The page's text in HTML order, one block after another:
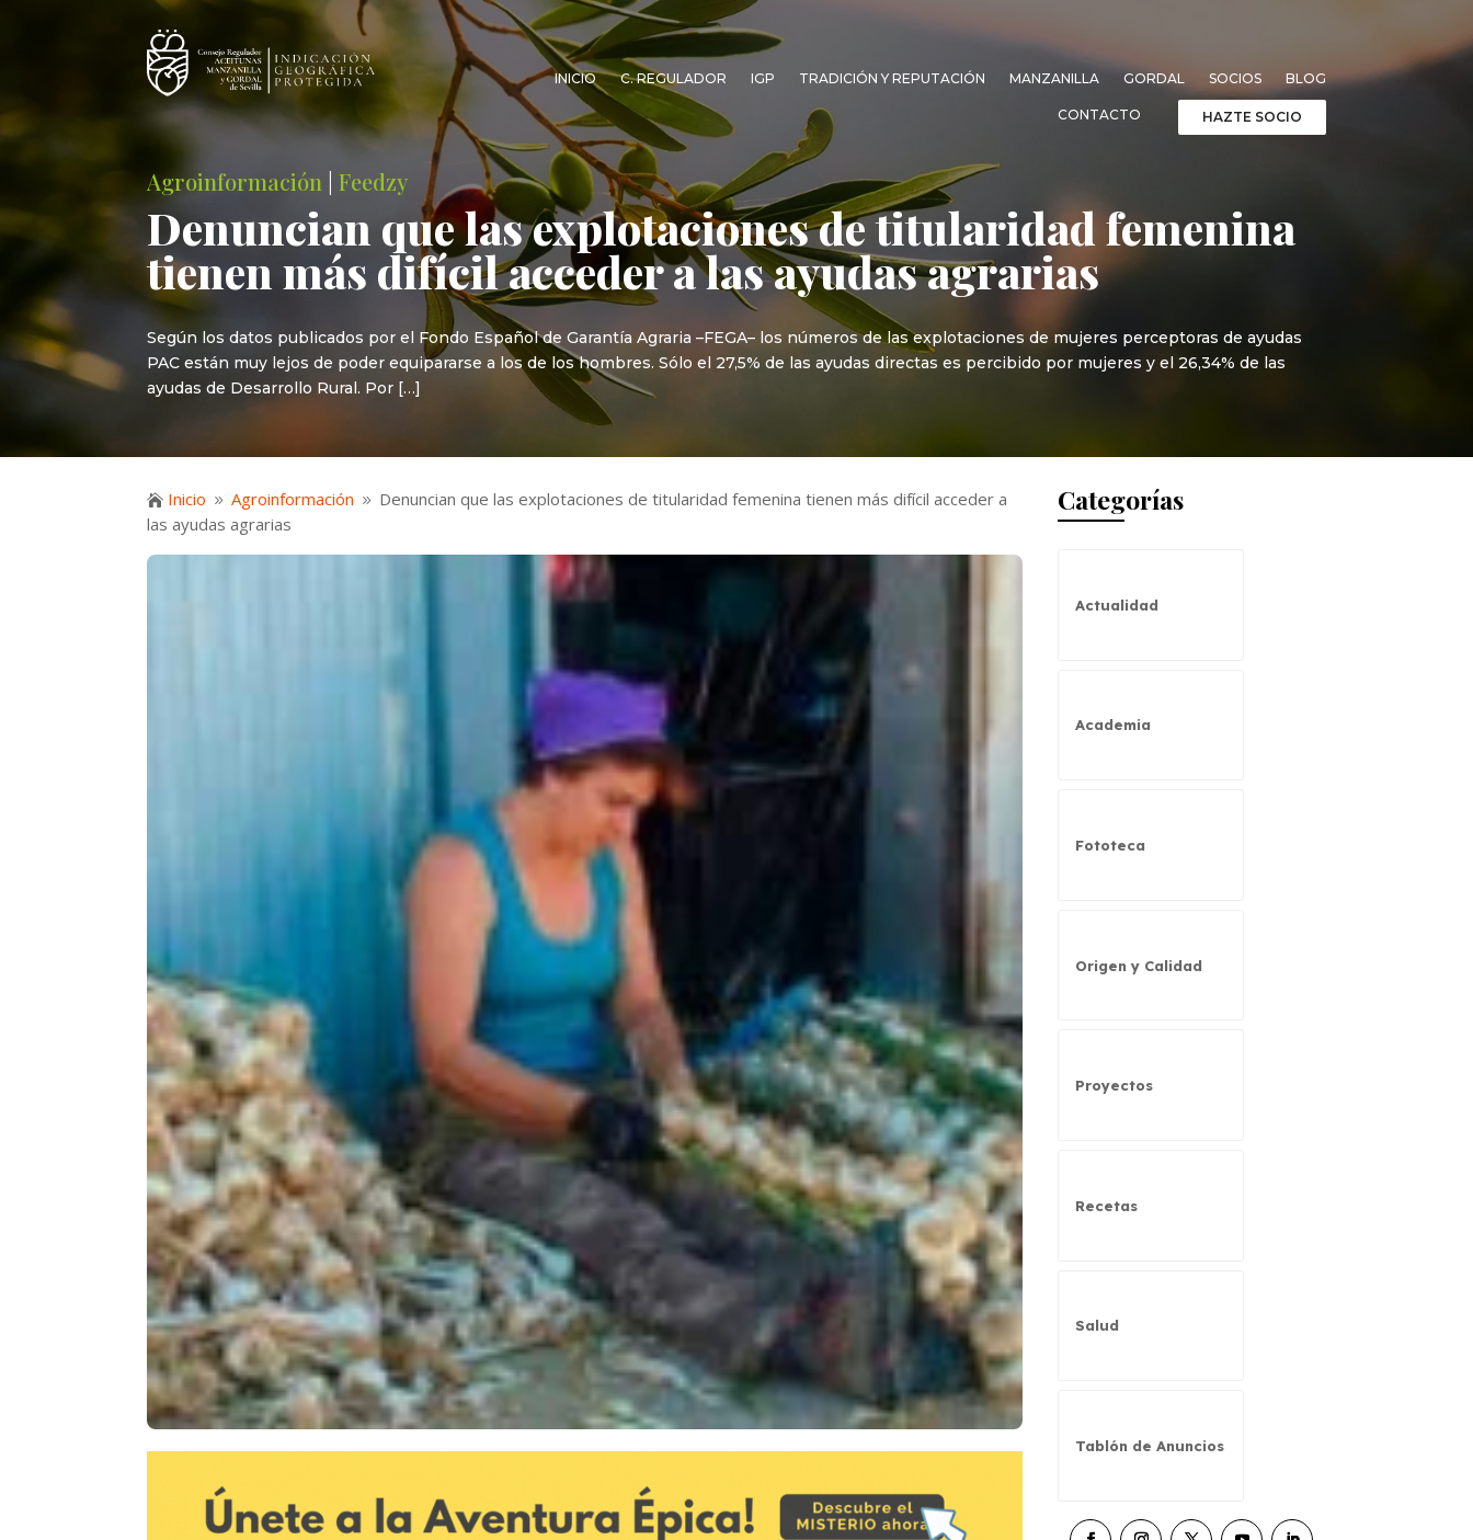
INICIO C. REGULADOR IGP TRADICIÓN Y REPUTACIÓN MANZANILLA GORDAL SOCIOS BLOG
CONTACTO HAZTE SOCIO
Agroinformación |Feedzy
Denuncian que las explotaciones de titularidad femenina
tienen más difícil acceder a las ayudas agrarias
Según los datos publicados por el Fondo Español de Garantía Agraria –FEGA– los números de las explotaciones de mujeres perceptoras de ayudas
PAC están muy lejos de poder equipararse a los de los hombres. Sólo el 27,5% de las ayudas directas es percibido por mujeres y el 26,34% de las
ayudas de Desarrollo Rural. Por […]
 Inicio 9 Agroinformación 9 Denuncian que las explotaciones de titularidad femenina tienen más difícil acceder a
las ayudas agrarias
Categorías
Actualidad
Academia
Fototeca
Origen y Calidad
Proyectos
Recetas
Salud
Tablón de Anuncios